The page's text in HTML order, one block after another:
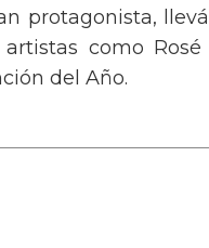
protagonista,
como
del Año.